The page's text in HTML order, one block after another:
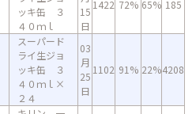
ッキ缶 ３
４０ｍｌ
15
日
1422 72% 65% 185
スーパード
ライ生ジョ
ッキ缶 ３
４０ｍｌ×
２４
03
月
25
日
1102 91% 22%4208